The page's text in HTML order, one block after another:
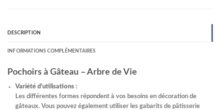
DESCRIPTION
INFORMATIONS COMPLÉMENTAIRES
Pochoirs à Gâteau – Arbre de Vie
Variété d’utilisations :
Les différentes formes répondent à vos besoins en décoration de
gâteaux. Vous pouvez également utiliser les gabarits de pâtisserie